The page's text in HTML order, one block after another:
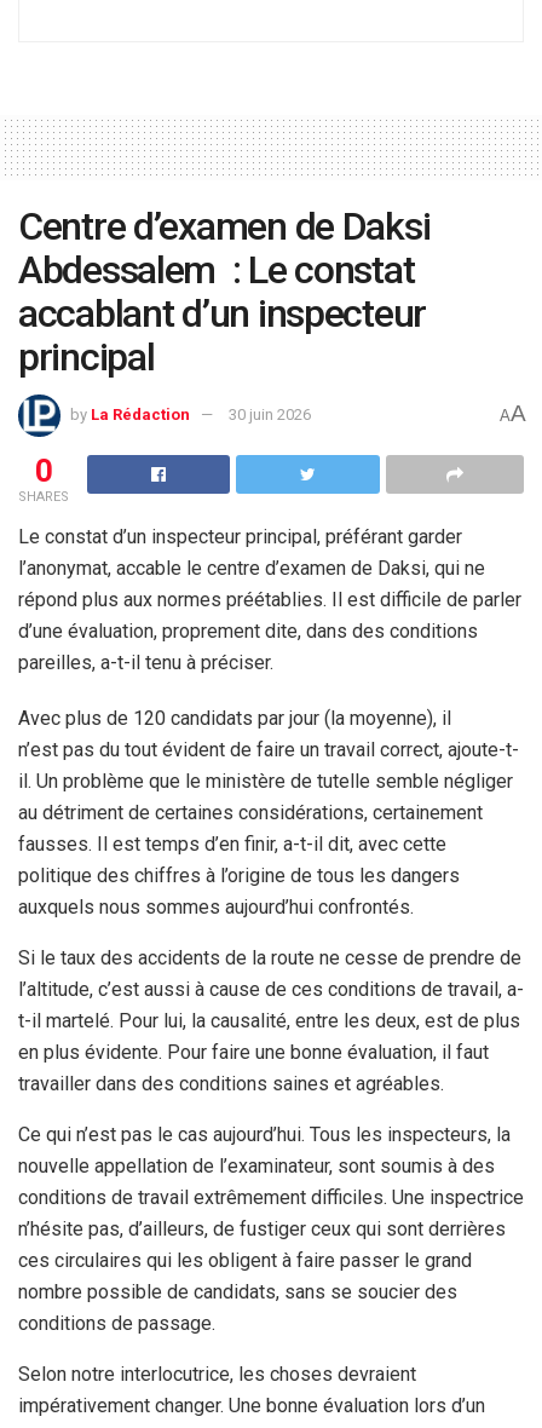
Centre d’examen de Daksi
Abdessalem : Le constat
accablant d’un inspecteur
principal
by La Rédaction 30 juin 2026 AA
0
SHARES
Le constat d’un inspecteur principal, préférant garder
l’anonymat, accable le centre d’examen de Daksi, qui ne
répond plus aux normes préétablies. Il est difficile de parler
d’une évaluation, proprement dite, dans des conditions
pareilles, a-t-il tenu à préciser.
Avec plus de 120 candidats par jour (la moyenne), il
n’est pas du tout évident de faire un travail correct, ajoute-t-
il. Un problème que le ministère de tutelle semble négliger
au détriment de certaines considérations, certainement
fausses. Il est temps d’en finir, a-t-il dit, avec cette
politique des chiffres à l’origine de tous les dangers
auxquels nous sommes aujourd’hui confrontés.
Si le taux des accidents de la route ne cesse de prendre de
l’altitude, c’est aussi à cause de ces conditions de travail, a-
t-il martelé. Pour lui, la causalité, entre les deux, est de plus
en plus évidente. Pour faire une bonne évaluation, il faut
travailler dans des conditions saines et agréables.
Ce qui n’est pas le cas aujourd’hui. Tous les inspecteurs, la
nouvelle appellation de l’examinateur, sont soumis à des
conditions de travail extrêmement difficiles. Une inspectrice
n’hésite pas, d’ailleurs, de fustiger ceux qui sont derrières
ces circulaires qui les obligent à faire passer le grand
nombre possible de candidats, sans se soucier des
conditions de passage.
Selon notre interlocutrice, les choses devraient
impérativement changer. Une bonne évaluation lors d’un